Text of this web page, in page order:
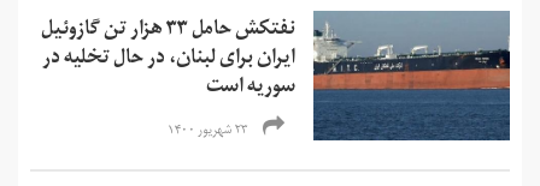
نفتکش حامل ۳۳ هزار تن گازوئیل
ایران برای لبنان، در حال تخلیه در
سوریه است
۲۳ شهریور ۱۴۰۰